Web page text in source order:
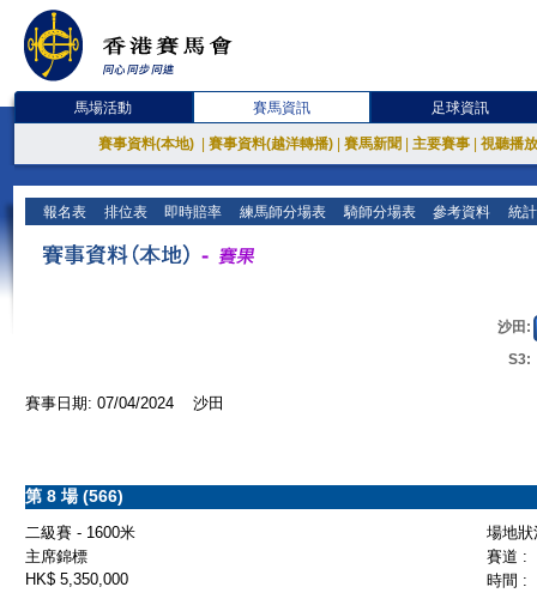
馬場活動 賽馬資訊 足球資訊
賽事資料(本地) 賽事資料(越洋轉播) 賽馬新聞 主要賽事 視聽播
報名表 排位表 即時賠率 練馬師分場表 騎師分場表 參考資料 統
沙田:
S3:
賽事日期: 07/04/2024 沙田
第 8 場 (566)
二級賽 - 1600米
場地
主席錦標
賽道 :
HK$ 5,350,000
時間 :